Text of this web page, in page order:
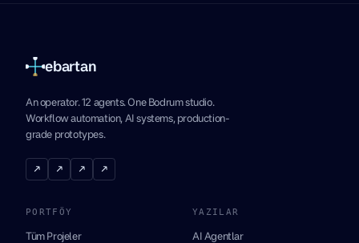
ebartan
An operator. 12 agents. One Bodrum studio.
Workflow automation, AI systems, production-
grade prototypes.
↗ ↗ ↗ ↗
PORTFÖY
Tüm Projeler
YAZILAR
AI Agentlar